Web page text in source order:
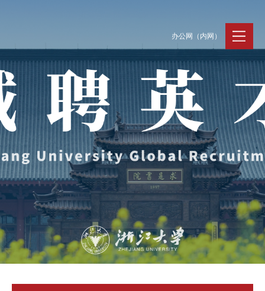
办公网（内网）
聚贤纳才
Jobs @ ZJU
招聘公告
加入我们
Discover ZJU
浙大简况
人才队伍
News and Events
新闻速递
人才风采
支持保障
Work and Life
工作条件